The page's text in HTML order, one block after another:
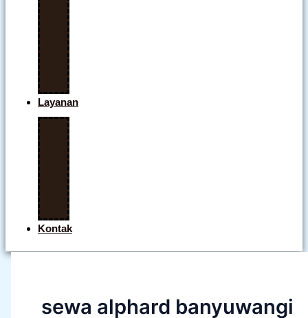
Driver
Mobil
Lepas
Kunci
Layanan
Trip
Banyuwangi
Wisata
Banyuwangi
Kontak
sewa alphard banyuwangi